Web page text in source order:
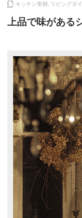
キッチン実例 リビングダ
上品で味がある